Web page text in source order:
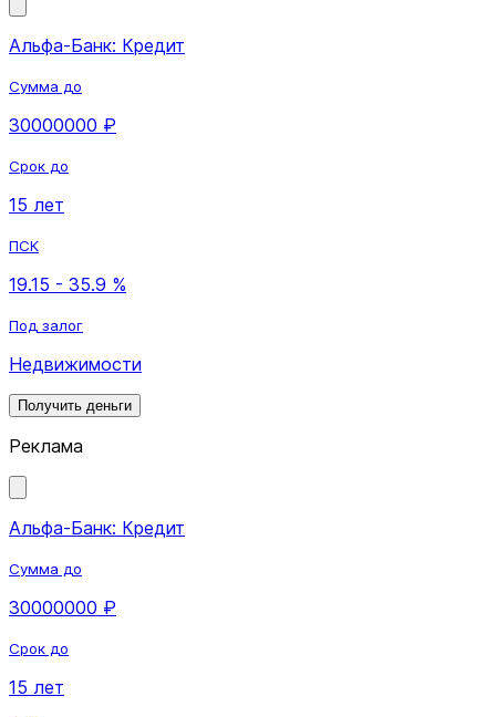
Альфа-Банк: Кредит
Сумма до
30000000 ₽
Срок до
15 лет
ПСК
19.15 - 35.9 %
Под залог
Недвижимости
Получить деньги
Реклама
Альфа-Банк: Кредит
Сумма до
30000000 ₽
Срок до
15 лет